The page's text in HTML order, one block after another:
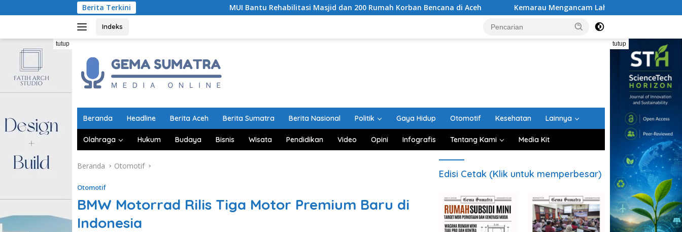
ke
Berita Terkini MUI Bantu Rehabilitasi Masjid dan 200 Rumah Korban Bencana di Aceh Kemarau Mengancam Lahan Pertanian, Petani Aceh Besar
Indeks
tutup tutup
Beranda Headline Berita Aceh Berita Sumatra Berita Nasional Politik Gaya Hidup Otomotif Kesehatan Lainnya
Olahraga Hukum Budaya Bisnis Wisata Pendidikan Video Opini Infografis Tentang Kami Media Kit
Beranda Otomotif
Otomotif
BMW Motorrad Rilis Tiga Motor Premium Baru di
Indonesia
Edisi Cetak (Klik untuk memperbesar)